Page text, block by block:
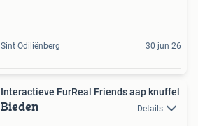
Sint Odiliënberg 30 jun 26
Interactieve FurReal Friends aap knuffel
Bieden Details